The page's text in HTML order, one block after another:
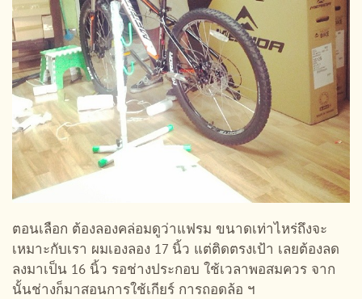
ตอนเลือก ต้องลองคล่อมดูว่าแฟรม ขนาดเท่าไหร่ถึงจะ
เหมาะกับเรา ผมเองลอง 17 นิ้ว แต่ติดตรงเป้า เลยต้องลด
ลงมาเป็น 16 นิ้ว รอช่างประกอบ ใช้เวลาพอสมควร จาก
นั้นช่างก็มาสอนการใช้เกียร์ การถอดล้อ ฯ